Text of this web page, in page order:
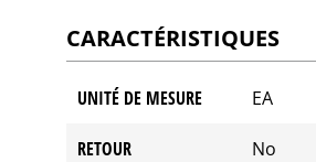
CARACTÉRISTIQUES
UNITÉ DE MESURE EA
RETOUR No